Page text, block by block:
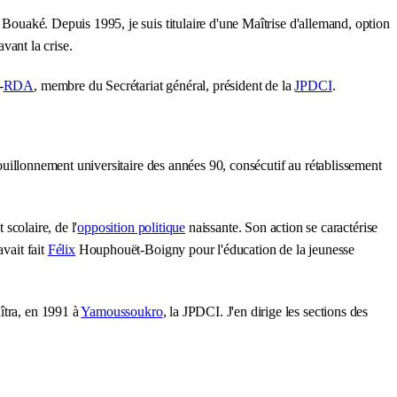
Depuis 1995, je suis titulaire d'une Maîtrise d'allemand, option
la crise.
RDA, membre du Secrétariat général, président de laJPDCI.
universitaire des années 90, consécutif au rétablissement
scolaire, de l'opposition politique naissante. Son action se caractérise
fait FélixHouphouët-Boigny pour l'éducation de la jeunesse
en 1991 àYamoussoukro, la JPDCI. J'en dirige les sections des